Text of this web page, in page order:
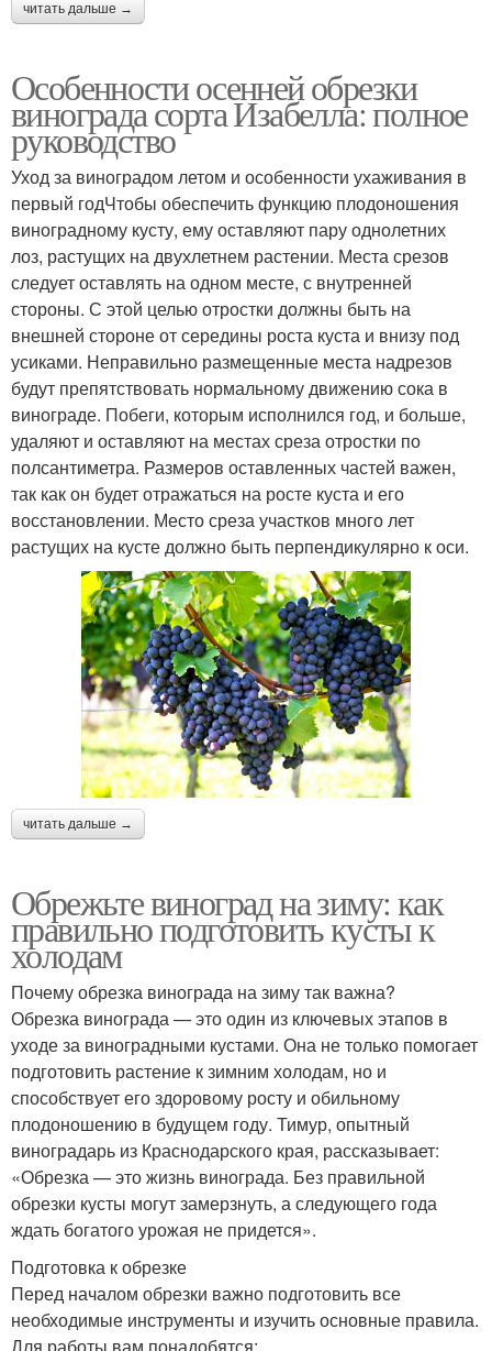
читать дальше →
Особенности осенней обрезки
винограда сорта Изабелла: полное
руководство
Уход за виноградом летом и особенности ухаживания в
первый годЧтобы обеспечить функцию плодоношения
виноградному кусту, ему оставляют пару однолетних
лоз, растущих на двухлетнем растении. Места срезов
следует оставлять на одном месте, с внутренней
стороны. С этой целью отростки должны быть на
внешней стороне от середины роста куста и внизу под
усиками. Неправильно размещенные места надрезов
будут препятствовать нормальному движению сока в
винограде. Побеги, которым исполнился год, и больше,
удаляют и оставляют на местах среза отростки по
полсантиметра. Размеров оставленных частей важен,
так как он будет отражаться на росте куста и его
восстановлении. Место среза участков много лет
растущих на кусте должно быть перпендикулярно к оси.
читать дальше →
Обрежьте виноград на зиму: как
правильно подготовить кусты к
холодам
Почему обрезка винограда на зиму так важна?
Обрезка винограда — это один из ключевых этапов в
уходе за виноградными кустами. Она не только помогает
подготовить растение к зимним холодам, но и
способствует его здоровому росту и обильному
плодоношению в будущем году. Тимур, опытный
виноградарь из Краснодарского края, рассказывает:
«Обрезка — это жизнь винограда. Без правильной
обрезки кусты могут замерзнуть, а следующего года
ждать богатого урожая не придется».
Подготовка к обрезке
Перед началом обрезки важно подготовить все
необходимые инструменты и изучить основные правила.